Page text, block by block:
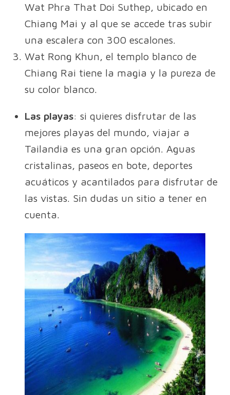
Wat Phra That Doi Suthep, ubicado en
Chiang Mai y al que se accede tras subir
una escalera con 300 escalones.
Wat Rong Khun, el templo blanco de
Chiang Rai tiene la magia y la pureza de
su color blanco.
Las playas: si quieres disfrutar de las
mejores playas del mundo, viajar a
Tailandia es una gran opción. Aguas
cristalinas, paseos en bote, deportes
acuáticos y acantilados para disfrutar de
las vistas. Sin dudas un sitio a tener en
cuenta.